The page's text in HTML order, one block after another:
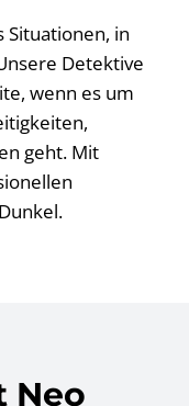
Situationen, in
Detektive
wenn es um
geht. Mit
Neo